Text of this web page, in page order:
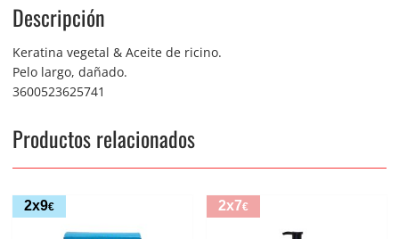
Descripción
Keratina vegetal & Aceite de ricino.
Pelo largo, dañado.
3600523625741
Productos relacionados
2x9€ 2x7€